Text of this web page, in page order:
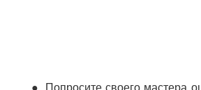
Попросите своего мастера